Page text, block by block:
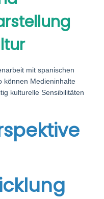
mit spanischen
können Medieninhalte
kulturelle Sensibilitäten